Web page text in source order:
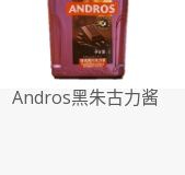
Andros黑朱古力酱